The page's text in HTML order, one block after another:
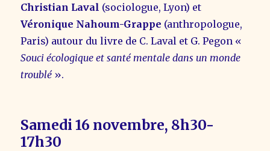
Christian Laval (sociologue, Lyon) et
Véronique Nahoum-Grappe (anthropologue,
Paris) autour du livre de C. Laval et G. Pegon «
Souci écologique et santé mentale dans un monde
troublé ».
Samedi 16 novembre, 8h30-
17h30